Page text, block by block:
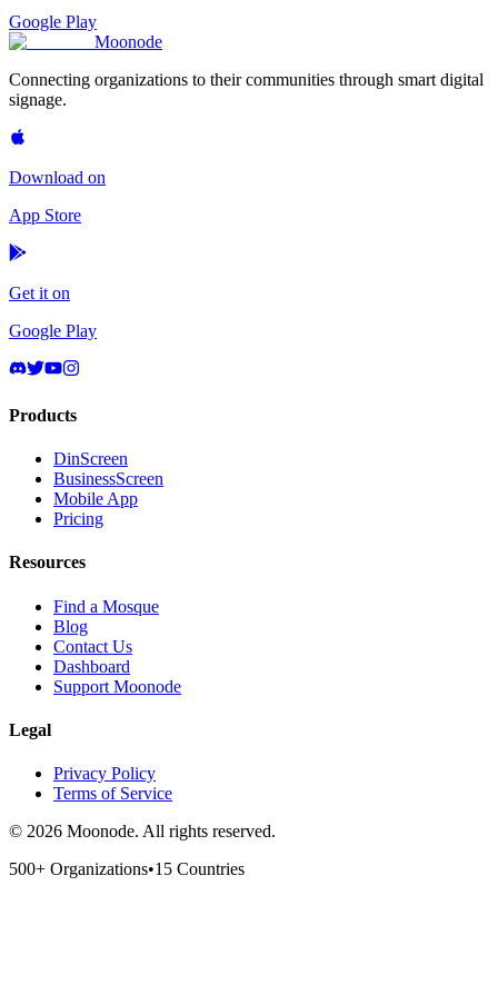
Google Play
Moonode
Connecting organizations to their communities through smart digital
signage.
Download on
App Store
Get it on
Google Play
Products
DinScreen
BusinessScreen
Mobile App
Pricing
Resources
Find a Mosque
Blog
Contact Us
Dashboard
Support Moonode
Legal
Privacy Policy
Terms of Service
© 2026 Moonode. All rights reserved.
500+ Organizations•15 Countries